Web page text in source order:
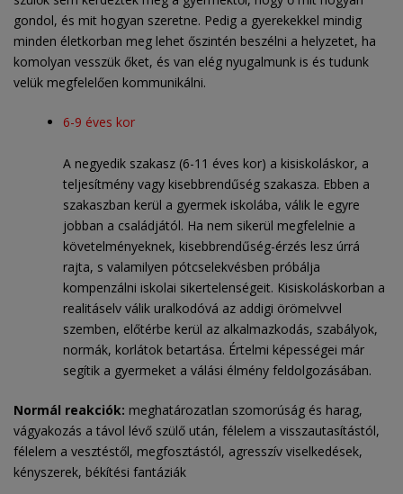
gondol, és mit hogyan szeretne. Pedig a gyerekekkel mindig
minden életkorban meg lehet őszintén beszélni a helyzetet, ha
komolyan vesszük őket, és van elég nyugalmunk is és tudunk
velük megfelelően kommunikálni.
6-9 éves kor
A negyedik szakasz (6-11 éves kor) a kisiskoláskor, a
teljesítmény vagy kisebbrendűség szakasza. Ebben a
szakaszban kerül a gyermek iskolába, válik le egyre
jobban a családjától. Ha nem sikerül megfelelnie a
követelményeknek, kisebbrendűség-érzés lesz úrrá
rajta, s valamilyen pótcselekvésben próbálja
kompenzálni iskolai sikertelenségeit. Kisiskoláskorban a
realitáselv válik uralkodóvá az addigi örömelvvel
szemben, előtérbe kerül az alkalmazkodás, szabályok,
normák, korlátok betartása. Értelmi képességei már
segítik a gyermeket a válási élmény feldolgozásában.
Normál reakciók: meghatározatlan szomorúság és harag,
vágyakozás a távol lévő szülő után, félelem a visszautasítástól,
félelem a vesztéstől, megfosztástól, agresszív viselkedések,
kényszerek, békítési fantáziák